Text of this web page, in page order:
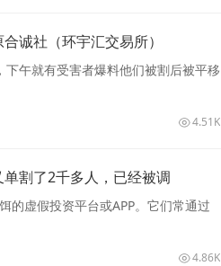
诚社（环宇汇交易所）
午就有受害者爆料他们被割后被平移
4.51K
单割了2千多人，已经被调
的虚假投资平台或APP。它们常通过
4.86K